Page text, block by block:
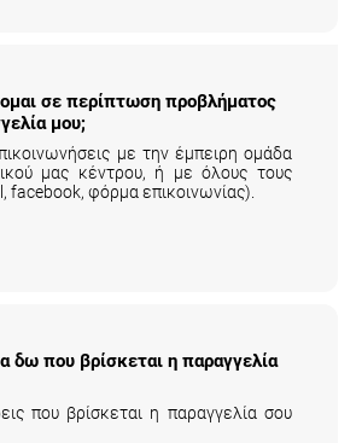
σε περίπτωση προβλήματος
μου;
με την έμπειρη ομάδα
μας κέντρου, ή με όλους τους
facebook, φόρμα επικοινωνίας).
δω που βρίσκεται η παραγγελία
που βρίσκεται η παραγγελία σου